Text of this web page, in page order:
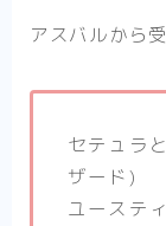
アスバルから
セテュラ
ザード)
ユーステ